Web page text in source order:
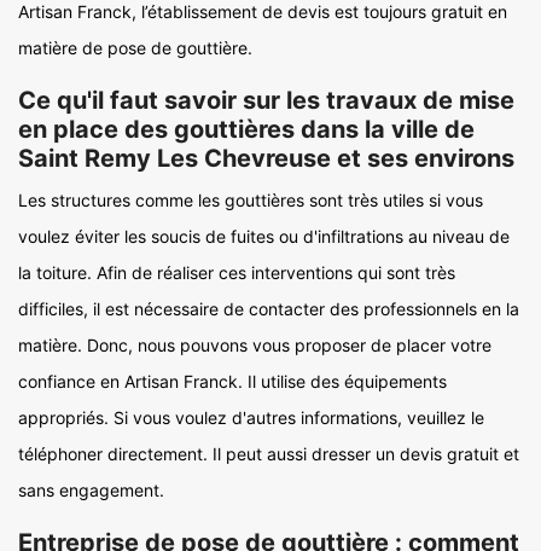
Artisan Franck, l’établissement de devis est toujours gratuit en
matière de pose de gouttière.
Ce qu'il faut savoir sur les travaux de mise
en place des gouttières dans la ville de
Saint Remy Les Chevreuse et ses environs
Les structures comme les gouttières sont très utiles si vous
voulez éviter les soucis de fuites ou d'infiltrations au niveau de
la toiture. Afin de réaliser ces interventions qui sont très
difficiles, il est nécessaire de contacter des professionnels en la
matière. Donc, nous pouvons vous proposer de placer votre
confiance en Artisan Franck. Il utilise des équipements
appropriés. Si vous voulez d'autres informations, veuillez le
téléphoner directement. Il peut aussi dresser un devis gratuit et
sans engagement.
Entreprise de pose de gouttière : comment